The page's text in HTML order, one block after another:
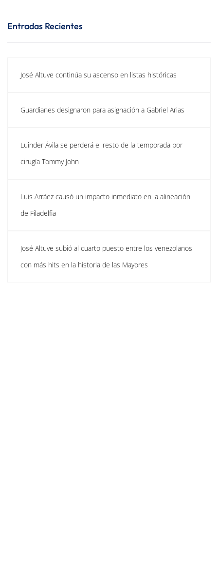
Entradas Recientes
José Altuve continúa su ascenso en listas históricas
Guardianes designaron para asignación a Gabriel Arias
Luinder Ávila se perderá el resto de la temporada por
cirugía Tommy John
Luis Arráez causó un impacto inmediato en la alineación
de Filadelfia
José Altuve subió al cuarto puesto entre los venezolanos
con más hits en la historia de las Mayores